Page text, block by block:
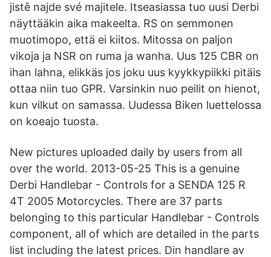
jistě najde své majitele. Itseasiassa tuo uusi Derbi
näyttääkin aika makeelta. RS on semmonen
muotimopo, että ei kiitos. Mitossa on paljon
vikoja ja NSR on ruma ja wanha. Uus 125 CBR on
ihan lahna, elikkäs jos joku uus kyykkypiikki pitäis
ottaa niin tuo GPR. Varsinkin nuo peilit on hienot,
kun vilkut on samassa. Uudessa Biken luettelossa
on koeajo tuosta.
New pictures uploaded daily by users from all
over the world. 2013-05-25 This is a genuine
Derbi Handlebar - Controls for a SENDA 125 R
4T 2005 Motorcycles. There are 37 parts
belonging to this particular Handlebar - Controls
component, all of which are detailed in the parts
list including the latest prices. Din handlare av